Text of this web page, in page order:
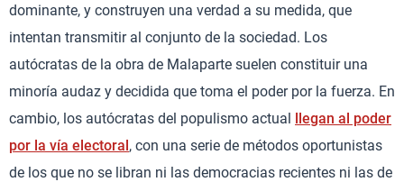
dominante, y construyen una verdad a su medida, que
intentan transmitir al conjunto de la sociedad. Los
autócratas de la obra de Malaparte suelen constituir una
minoría audaz y decidida que toma el poder por la fuerza. En
cambio, los autócratas del populismo actual llegan al poder
por la vía electoral, con una serie de métodos oportunistas
de los que no se libran ni las democracias recientes ni las de